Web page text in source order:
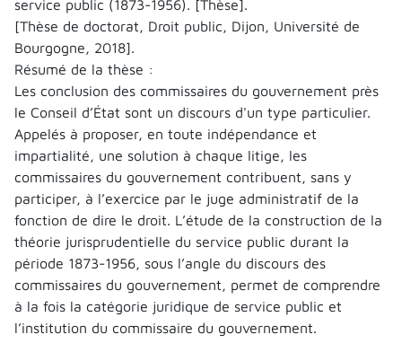
service public (1873-1956). [Thèse].
[Thèse de doctorat, Droit public, Dijon, Université de
Bourgogne, 2018].
Résumé de la thèse :
Les conclusion des commissaires du gouvernement près
le Conseil d’État sont un discours d'un type particulier.
Appelés à proposer, en toute indépendance et
impartialité, une solution à chaque litige, les
commissaires du gouvernement contribuent, sans y
participer, à l’exercice par le juge administratif de la
fonction de dire le droit. L’étude de la construction de la
théorie jurisprudentielle du service public durant la
période 1873-1956, sous l’angle du discours des
commissaires du gouvernement, permet de comprendre
à la fois la catégorie juridique de service public et
l’institution du commissaire du gouvernement.